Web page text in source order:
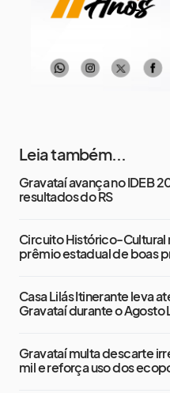
Leia também...
Gravataí avança no IDEB
resultados do RS
Circuito Histórico-Cultural
prêmio estadual de boas
Casa Lilás Itinerante leva
Gravataí durante o Agosto
Gravataí multa descarte
mil e reforça uso dos